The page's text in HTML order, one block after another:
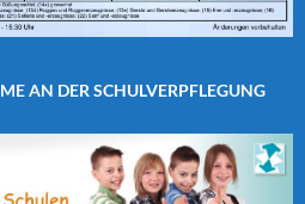
AN DER SCHULVERPFLEGUNG